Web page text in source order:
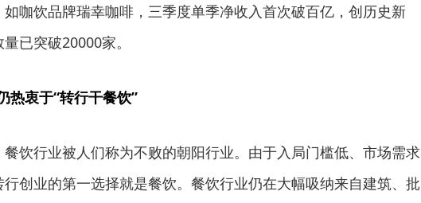
咖饮品牌瑞幸咖啡，三季度单季净收入首次破百亿，创历史新
已突破20000家。
热衷于“转行干餐饮”
饮行业被人们称为不败的朝阳行业。由于入局门槛低、市场需求
创业的第一选择就是餐饮。餐饮行业仍在大幅吸纳来自建筑、批